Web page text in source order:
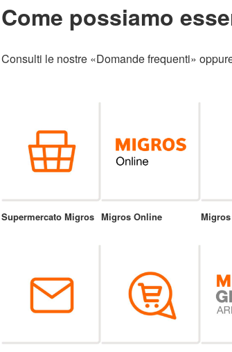
Come possiamo
Consulti le nostre «Domande frequenti»
Supermercato Migros Migros Online